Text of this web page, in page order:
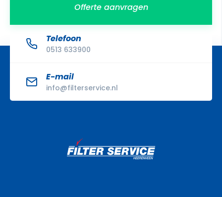
Offerte aanvragen
Telefoon
0513 633900
E-mail
info@filterservice.nl